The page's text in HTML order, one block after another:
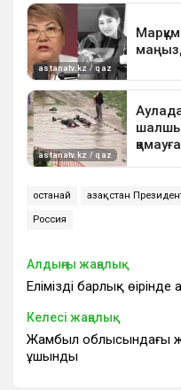
Қостанай Қазақстан
Россия
Алдыңғы жаңалық
Еліміздің барлық
Келесі жаңалық
Жамбыл облысындағы
ұшынды